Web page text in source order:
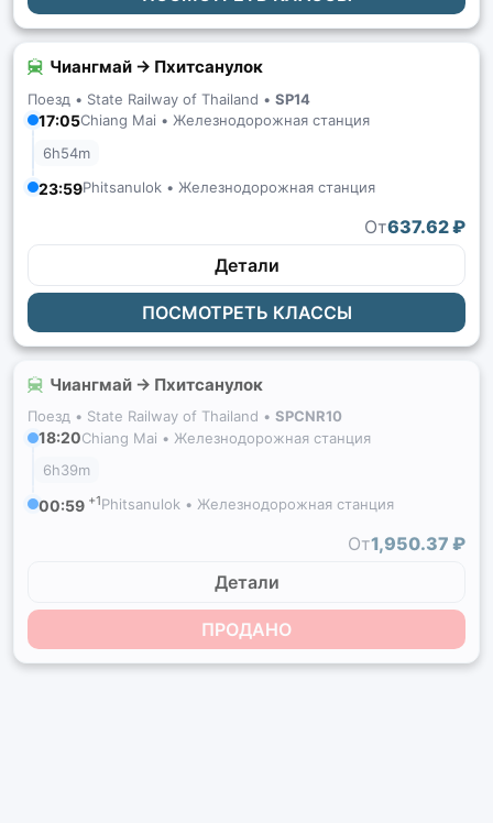
Чиангмай → Пхитсанулок
Поезд • State Railway of Thailand • SP14
17:05Chiang Mai • Железнодорожная станция
6h54m
23:59Phitsanulok • Железнодорожная станция
От637.62 ₽
Детали
ПОСМОТРЕТЬ КЛАССЫ
Чиангмай → Пхитсанулок
Поезд • State Railway of Thailand • SPCNR10
18:20Chiang Mai • Железнодорожная станция
6h39m
00:59 +1Phitsanulok • Железнодорожная станция
От1,950.37 ₽
Детали
ПРОДАНО